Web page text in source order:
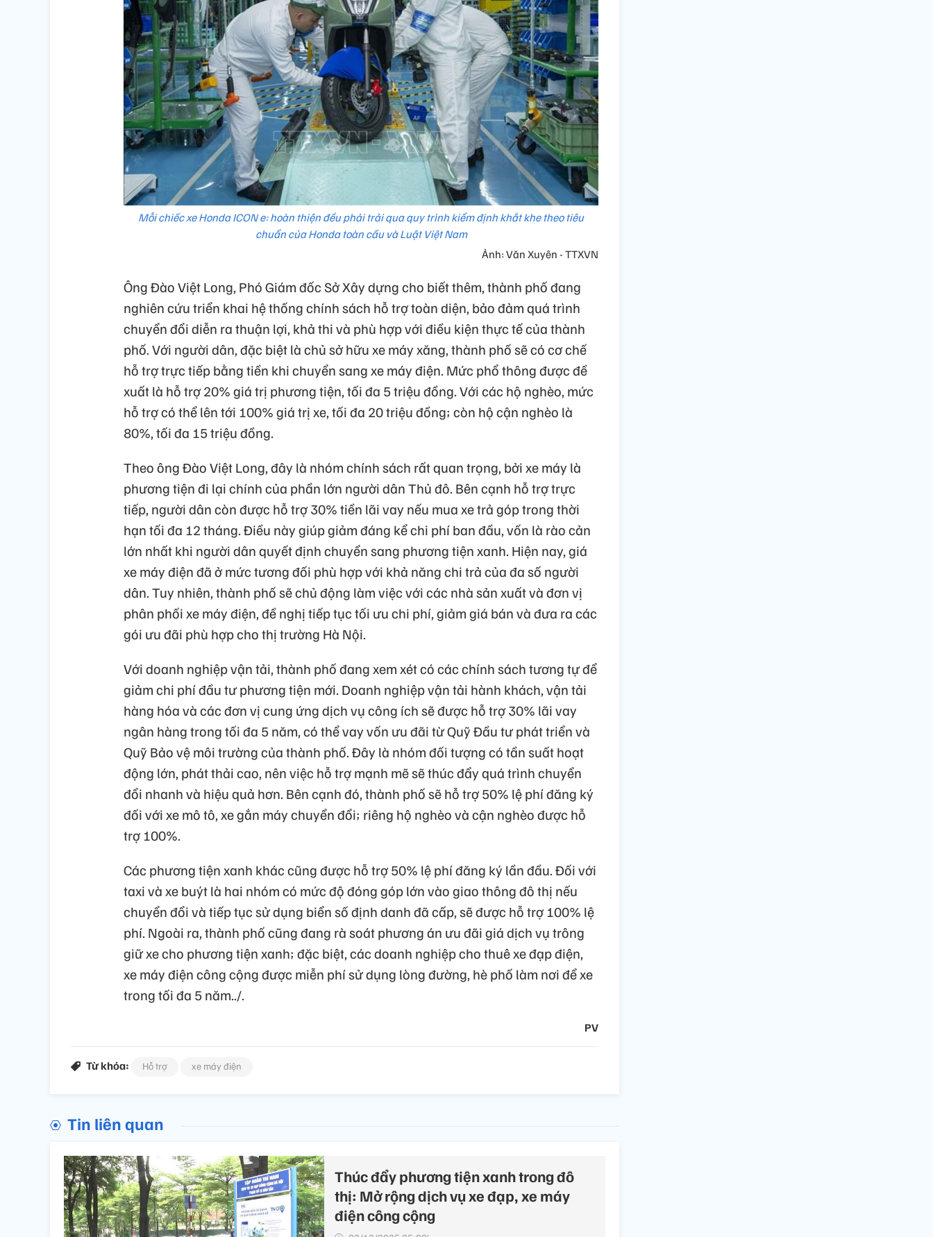
Mỗi chiếc xe Honda ICON e: hoàn thiện đều phải trải qua quy trình kiểm định khắt khe theo tiêu
chuẩn của Honda toàn cầu và Luật Việt Nam
Ảnh: Văn Xuyên - TTXVN
Ông Đào Việt Long, Phó Giám đốc Sở Xây dựng cho biết thêm, thành phố đang
nghiên cứu triển khai hệ thống chính sách hỗ trợ toàn diện, bảo đảm quá trình
chuyển đổi diễn ra thuận lợi, khả thi và phù hợp với điều kiện thực tế của thành
phố. Với người dân, đặc biệt là chủ sở hữu xe máy xăng, thành phố sẽ có cơ chế
hỗ trợ trực tiếp bằng tiền khi chuyển sang xe máy điện. Mức phổ thông được đề
xuất là hỗ trợ 20% giá trị phương tiện, tối đa 5 triệu đồng. Với các hộ nghèo, mức
hỗ trợ có thể lên tới 100% giá trị xe, tối đa 20 triệu đồng; còn hộ cận nghèo là
80%, tối đa 15 triệu đồng.
Theo ông Đào Việt Long, đây là nhóm chính sách rất quan trọng, bởi xe máy là
phương tiện đi lại chính của phần lớn người dân Thủ đô. Bên cạnh hỗ trợ trực
tiếp, người dân còn được hỗ trợ 30% tiền lãi vay nếu mua xe trả góp trong thời
hạn tối đa 12 tháng. Điều này giúp giảm đáng kể chi phí ban đầu, vốn là rào cản
lớn nhất khi người dân quyết định chuyển sang phương tiện xanh. Hiện nay, giá
xe máy điện đã ở mức tương đối phù hợp với khả năng chi trả của đa số người
dân. Tuy nhiên, thành phố sẽ chủ động làm việc với các nhà sản xuất và đơn vị
phân phối xe máy điện, đề nghị tiếp tục tối ưu chi phí, giảm giá bán và đưa ra các
gói ưu đãi phù hợp cho thị trường Hà Nội.
Với doanh nghiệp vận tải, thành phố đang xem xét có các chính sách tương tự để
giảm chi phí đầu tư phương tiện mới. Doanh nghiệp vận tải hành khách, vận tải
hàng hóa và các đơn vị cung ứng dịch vụ công ích sẽ được hỗ trợ 30% lãi vay
ngân hàng trong tối đa 5 năm, có thể vay vốn ưu đãi từ Quỹ Đầu tư phát triển và
Quỹ Bảo vệ môi trường của thành phố. Đây là nhóm đối tượng có tần suất hoạt
động lớn, phát thải cao, nên việc hỗ trợ mạnh mẽ sẽ thúc đẩy quá trình chuyển
đổi nhanh và hiệu quả hơn. Bên cạnh đó, thành phố sẽ hỗ trợ 50% lệ phí đăng ký
đối với xe mô tô, xe gắn máy chuyển đổi; riêng hộ nghèo và cận nghèo được hỗ
trợ 100%.
Các phương tiện xanh khác cũng được hỗ trợ 50% lệ phí đăng ký lần đầu. Đối với
taxi và xe buýt là hai nhóm có mức độ đóng góp lớn vào giao thông đô thị nếu
chuyển đổi và tiếp tục sử dụng biển số định danh đã cấp, sẽ được hỗ trợ 100% lệ
phí. Ngoài ra, thành phố cũng đang rà soát phương án ưu đãi giá dịch vụ trông
giữ xe cho phương tiện xanh; đặc biệt, các doanh nghiệp cho thuê xe đạp điện,
xe máy điện công cộng được miễn phí sử dụng lòng đường, hè phố làm nơi để xe
trong tối đa 5 năm../.
PV
Từ khóa: Hỗ trợ xe máy điện
Tin liên quan
Thúc đẩy phương tiện xanh trong đô
thị: Mở rộng dịch vụ xe đạp, xe máy
điện công cộng